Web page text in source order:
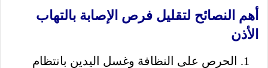
أهم النصائح لتقليل فرص الإصابة بالتهاب
الأذن
الحرص على النظافة وغسل اليدين بانتظام